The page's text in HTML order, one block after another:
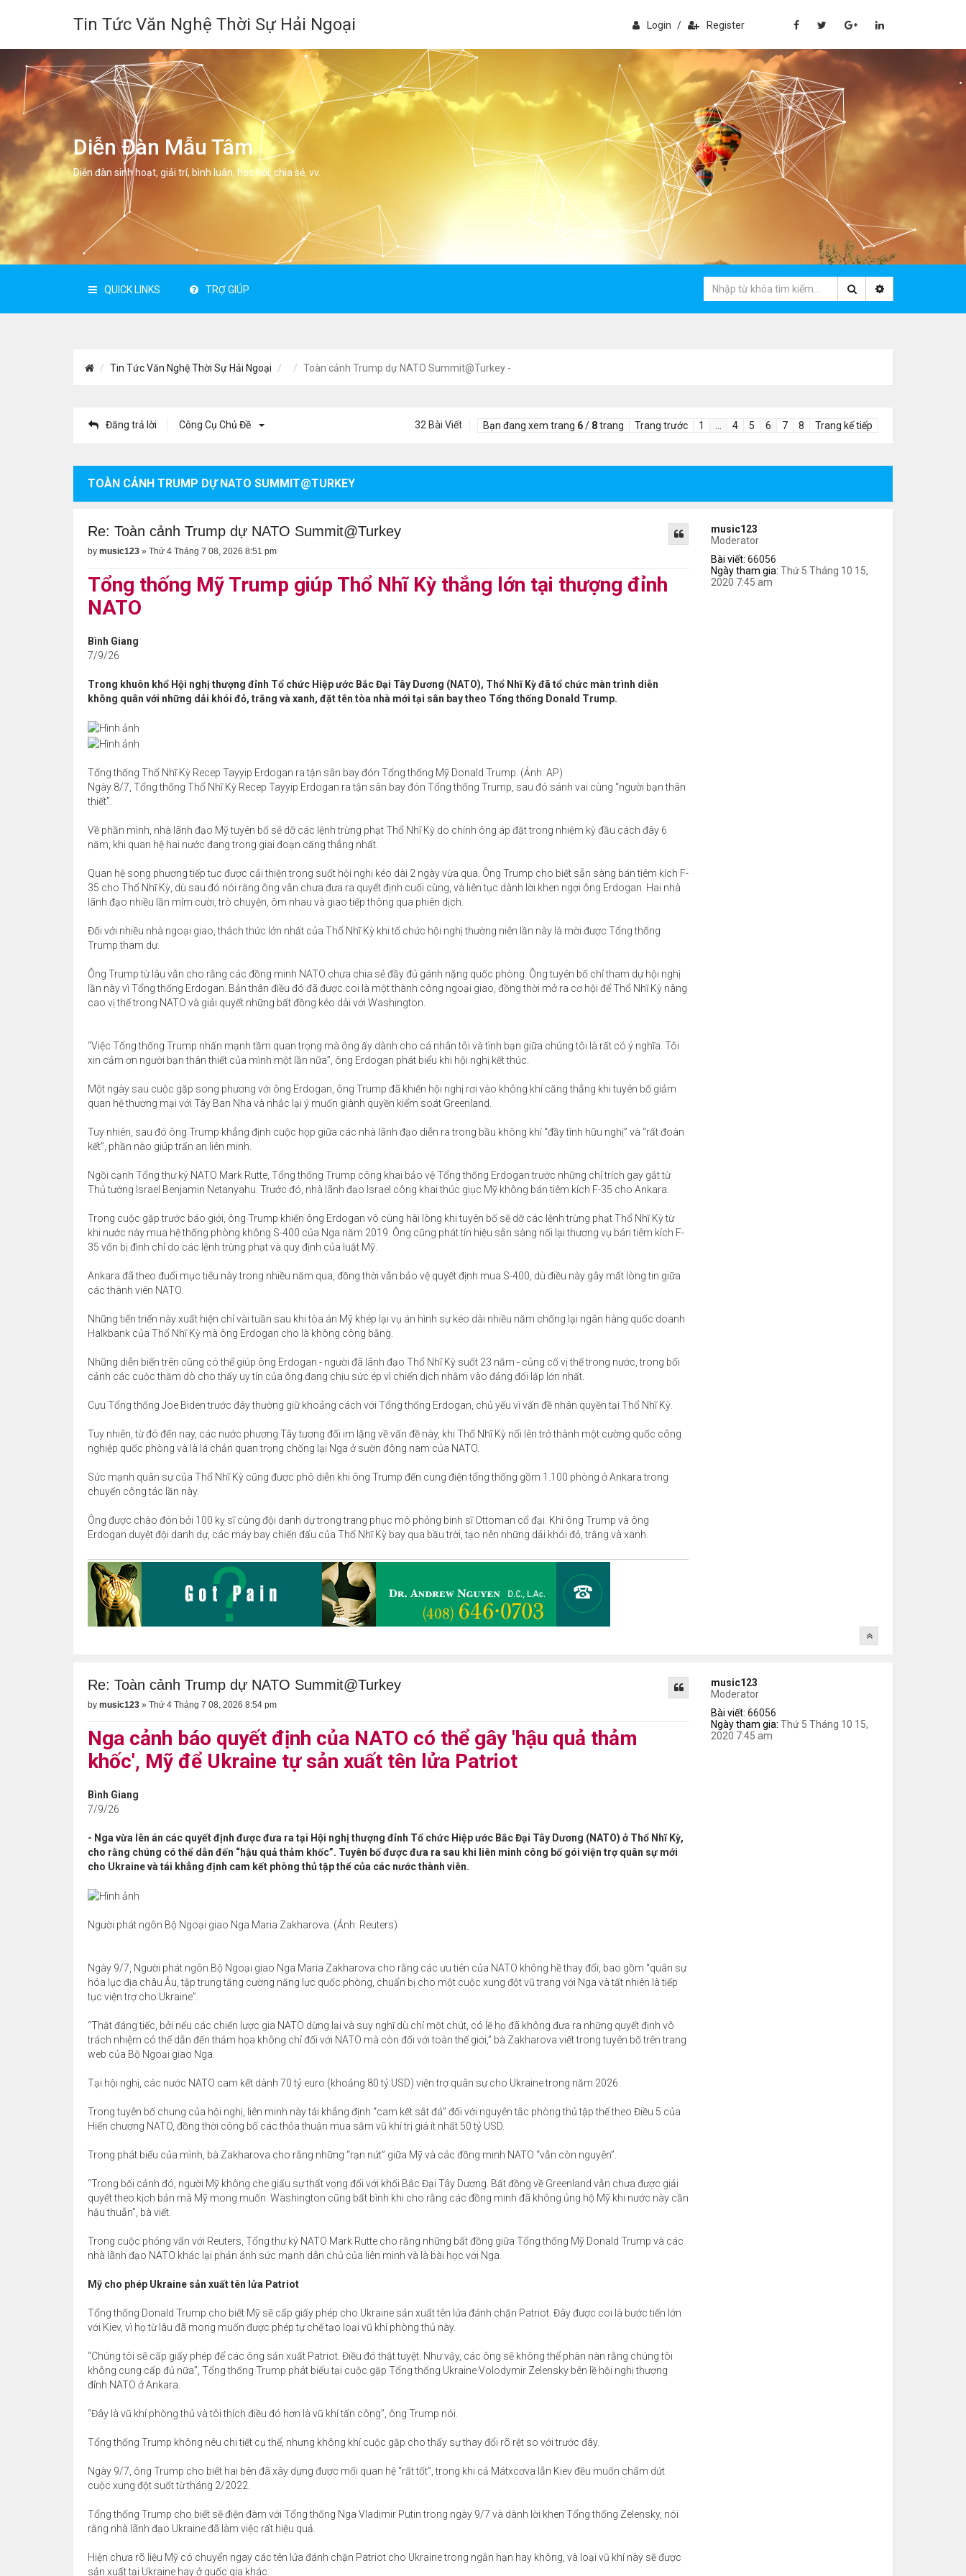
Tin Tức Văn Nghệ Thời Sự Hải Ngoại Login / Register
Diễn Đàn Mẫu Tâm
Diễn đàn sinh hoạt, giải trí, bình luân, học hỏi, chia sẻ, vv.
QUICK LINKS TRỢ GIÚP
Tin Tức Văn Nghệ Thời Sự Hải Ngoại Toàn cảnh Trump dự NATO Summit@Turkey -
Đăng trả lời Công Cụ Chủ Đề 32 Bài Viết Bạn đang xem trang 6/ 8trang Trang trước 1 4 5 6 7 8 Trang kế tiếp
TOÀN CẢNH TRUMP DỰ NATO SUMMIT@TURKEY
music123
Moderator
Bài viết: 66056
Ngày tham gia: Thứ 5 Tháng 10 15,
2020 7:45 am
Re: Toàn cảnh Trump dự NATO Summit@Turkey
by music123 » Thứ 4 Tháng 7 08, 2026 8:51 pm
Tổng thống Mỹ Trump giúp Thổ Nhĩ Kỳ thắng lớn tại thượng đỉnh
NATO
Bình Giang
7/9/26
Trong khuôn khổ Hội nghị thượng đỉnh Tổ chức Hiệp ước Bắc Đại Tây Dương (NATO), Thổ Nhĩ Kỳ đã tổ chức màn trình diễn
không quân với những dải khói đỏ, trắng và xanh, đặt tên tòa nhà mới tại sân bay theo Tổng thống Donald Trump.
Tổng thống Thổ Nhĩ Kỳ Recep Tayyip Erdogan ra tận sân bay đón Tổng thống Mỹ Donald Trump. (Ảnh: AP)
Ngày 8/7, Tổng thống Thổ Nhĩ Kỳ Recep Tayyip Erdogan ra tận sân bay đón Tổng thống Trump, sau đó sánh vai cùng “người bạn thân
thiết”.
Về phần mình, nhà lãnh đạo Mỹ tuyên bố sẽ dỡ các lệnh trừng phạt Thổ Nhĩ Kỳ do chính ông áp đặt trong nhiệm kỳ đầu cách đây 6
năm, khi quan hệ hai nước đang trong giai đoạn căng thẳng nhất.
Quan hệ song phương tiếp tục được cải thiện trong suốt hội nghị kéo dài 2 ngày vừa qua. Ông Trump cho biết sẵn sàng bán tiêm kích F-
35 cho Thổ Nhĩ Kỳ, dù sau đó nói rằng ông vẫn chưa đưa ra quyết định cuối cùng, và liên tục dành lời khen ngợi ông Erdogan. Hai nhà
lãnh đạo nhiều lần mỉm cười, trò chuyện, ôm nhau và giao tiếp thông qua phiên dịch.
Đối với nhiều nhà ngoại giao, thách thức lớn nhất của Thổ Nhĩ Kỳ khi tổ chức hội nghị thường niên lần này là mời được Tổng thống
Trump tham dự.
Ông Trump từ lâu vẫn cho rằng các đồng minh NATO chưa chia sẻ đầy đủ gánh nặng quốc phòng. Ông tuyên bố chỉ tham dự hội nghị
lần này vì Tổng thống Erdogan. Bản thân điều đó đã được coi là một thành công ngoại giao, đồng thời mở ra cơ hội để Thổ Nhĩ Kỳ nâng
cao vị thế trong NATO và giải quyết những bất đồng kéo dài với Washington.
“Việc Tổng thống Trump nhấn mạnh tầm quan trọng mà ông ấy dành cho cá nhân tôi và tình bạn giữa chúng tôi là rất có ý nghĩa. Tôi
xin cảm ơn người bạn thân thiết của mình một lần nữa”, ông Erdogan phát biểu khi hội nghị kết thúc.
Một ngày sau cuộc gặp song phương với ông Erdogan, ông Trump đã khiến hội nghị rơi vào không khí căng thẳng khi tuyên bố giảm
quan hệ thương mại với Tây Ban Nha và nhắc lại ý muốn giành quyền kiểm soát Greenland.
Tuy nhiên, sau đó ông Trump khẳng định cuộc họp giữa các nhà lãnh đạo diễn ra trong bầu không khí “đầy tình hữu nghị” và “rất đoàn
kết”, phần nào giúp trấn an liên minh.
Ngồi cạnh Tổng thư ký NATO Mark Rutte, Tổng thống Trump công khai bảo vệ Tổng thống Erdogan trước những chỉ trích gay gắt từ
Thủ tướng Israel Benjamin Netanyahu. Trước đó, nhà lãnh đạo Israel công khai thúc giục Mỹ không bán tiêm kích F-35 cho Ankara.
Trong cuộc gặp trước báo giới, ông Trump khiến ông Erdogan vô cùng hài lòng khi tuyên bố sẽ dỡ các lệnh trừng phạt Thổ Nhĩ Kỳ từ
khi nước này mua hệ thống phòng không S-400 của Nga năm 2019. Ông cũng phát tín hiệu sẵn sàng nối lại thương vụ bán tiêm kích F-
35 vốn bị đình chỉ do các lệnh trừng phạt và quy định của luật Mỹ.
Ankara đã theo đuổi mục tiêu này trong nhiều năm qua, đồng thời vẫn bảo vệ quyết định mua S-400, dù điều này gây mất lòng tin giữa
các thành viên NATO.
Những tiến triển này xuất hiện chỉ vài tuần sau khi tòa án Mỹ khép lại vụ án hình sự kéo dài nhiều năm chống lại ngân hàng quốc doanh
Halkbank của Thổ Nhĩ Kỳ mà ông Erdogan cho là không công bằng.
Những diễn biến trên cũng có thể giúp ông Erdogan - người đã lãnh đạo Thổ Nhĩ Kỳ suốt 23 năm - củng cố vị thế trong nước, trong bối
cảnh các cuộc thăm dò cho thấy uy tín của ông đang chịu sức ép vì chiến dịch nhằm vào đảng đối lập lớn nhất.
Cựu Tổng thống Joe Biden trước đây thường giữ khoảng cách với Tổng thống Erdogan, chủ yếu vì vấn đề nhân quyền tại Thổ Nhĩ Kỳ.
Tuy nhiên, từ đó đến nay, các nước phương Tây tương đối im lặng về vấn đề này, khi Thổ Nhĩ Kỳ nổi lên trở thành một cường quốc công
nghiệp quốc phòng và là lá chắn quan trọng chống lại Nga ở sườn đông nam của NATO.
Sức mạnh quân sự của Thổ Nhĩ Kỳ cũng được phô diễn khi ông Trump đến cung điện tổng thống gồm 1.100 phòng ở Ankara trong
chuyến công tác lần này.
Ông được chào đón bởi 100 kỵ sĩ cùng đội danh dự trong trang phục mô phỏng binh sĩ Ottoman cổ đại. Khi ông Trump và ông
Erdogan duyệt đội danh dự, các máy bay chiến đấu của Thổ Nhĩ Kỳ bay qua bầu trời, tạo nên những dải khói đỏ, trắng và xanh.
music123
Moderator
Bài viết: 66056
Ngày tham gia: Thứ 5 Tháng 10 15,
2020 7:45 am
Re: Toàn cảnh Trump dự NATO Summit@Turkey
by music123 » Thứ 4 Tháng 7 08, 2026 8:54 pm
Nga cảnh báo quyết định của NATO có thể gây 'hậu quả thảm
khốc', Mỹ để Ukraine tự sản xuất tên lửa Patriot
Bình Giang
7/9/26
- Nga vừa lên án các quyết định được đưa ra tại Hội nghị thượng đỉnh Tổ chức Hiệp ước Bắc Đại Tây Dương (NATO) ở Thổ Nhĩ Kỳ,
cho rằng chúng có thể dẫn đến “hậu quả thảm khốc”. Tuyên bố được đưa ra sau khi liên minh công bố gói viện trợ quân sự mới
cho Ukraine và tái khẳng định cam kết phòng thủ tập thể của các nước thành viên.
Người phát ngôn Bộ Ngoại giao Nga Maria Zakharova. (Ảnh: Reuters)
Ngày 9/7, Người phát ngôn Bộ Ngoại giao Nga Maria Zakharova cho rằng các ưu tiên của NATO không hề thay đổi, bao gồm “quân sự
hóa lục địa châu Âu, tập trung tăng cường năng lực quốc phòng, chuẩn bị cho một cuộc xung đột vũ trang với Nga và tất nhiên là tiếp
tục viện trợ cho Ukraine”.
“Thật đáng tiếc, bởi nếu các chiến lược gia NATO dừng lại và suy nghĩ dù chỉ một chút, có lẽ họ đã không đưa ra những quyết định vô
trách nhiệm có thể dẫn đến thảm họa không chỉ đối với NATO mà còn đối với toàn thế giới,” bà Zakharova viết trong tuyên bố trên trang
web của Bộ Ngoại giao Nga.
Tại hội nghị, các nước NATO cam kết dành 70 tỷ euro (khoảng 80 tỷ USD) viện trợ quân sự cho Ukraine trong năm 2026.
Trong tuyên bố chung của hội nghị, liên minh này tái khẳng định “cam kết sắt đá” đối với nguyên tắc phòng thủ tập thể theo Điều 5 của
Hiến chương NATO, đồng thời công bố các thỏa thuận mua sắm vũ khí trị giá ít nhất 50 tỷ USD.
Trong phát biểu của mình, bà Zakharova cho rằng những “rạn nứt” giữa Mỹ và các đồng minh NATO “vẫn còn nguyên”.
“Trong bối cảnh đó, người Mỹ không che giấu sự thất vọng đối với khối Bắc Đại Tây Dương. Bất đồng về Greenland vẫn chưa được giải
quyết theo kịch bản mà Mỹ mong muốn. Washington cũng bất bình khi cho rằng các đồng minh đã không ủng hộ Mỹ khi nước này cần
hậu thuẫn”, bà viết.
Trong cuộc phỏng vấn với Reuters, Tổng thư ký NATO Mark Rutte cho rằng những bất đồng giữa Tổng thống Mỹ Donald Trump và các
nhà lãnh đạo NATO khác lại phản ánh sức mạnh dân chủ của liên minh và là bài học với Nga.
Mỹ cho phép Ukraine sản xuất tên lửa Patriot
Tổng thống Donald Trump cho biết Mỹ sẽ cấp giấy phép cho Ukraine sản xuất tên lửa đánh chặn Patriot. Đây được coi là bước tiến lớn
với Kiev, vì họ từ lâu đã mong muốn được phép tự chế tạo loại vũ khí phòng thủ này.
“Chúng tôi sẽ cấp giấy phép để các ông sản xuất Patriot. Điều đó thật tuyệt. Như vậy, các ông sẽ không thể phàn nàn rằng chúng tôi
không cung cấp đủ nữa”, Tổng thống Trump phát biểu tại cuộc gặp Tổng thống Ukraine Volodymir Zelensky bên lề hội nghị thượng
đỉnh NATO ở Ankara.
“Đây là vũ khí phòng thủ và tôi thích điều đó hơn là vũ khí tấn công”, ông Trump nói.
Tổng thống Trump không nêu chi tiết cụ thể, nhưng không khí cuộc gặp cho thấy sự thay đổi rõ rệt so với trước đây.
Ngày 9/7, ông Trump cho biết hai bên đã xây dựng được mối quan hệ “rất tốt”, trong khi cả Mátxcơva lẫn Kiev đều muốn chấm dứt
cuộc xung đột suốt từ tháng 2/2022.
Tổng thống Trump cho biết sẽ điện đàm với Tổng thống Nga Vladimir Putin trong ngày 9/7 và dành lời khen Tổng thống Zelensky, nói
rằng nhà lãnh đạo Ukraine đã làm việc rất hiệu quả.
Hiện chưa rõ liệu Mỹ có chuyển ngay các tên lửa đánh chặn Patriot cho Ukraine trong ngắn hạn hay không, và loại vũ khí này sẽ được
sản xuất tại Ukraine hay ở quốc gia khác.